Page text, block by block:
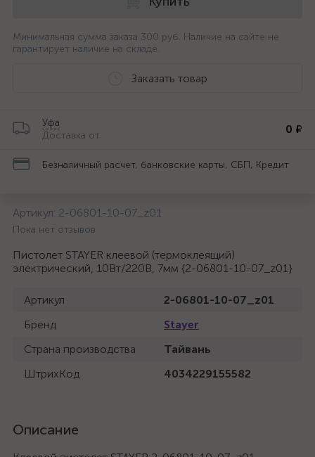
Минимальная сумма заказа 300 руб. Наличие на сайте не
гарантирует наличие на складе.
Заказать товар
Уфа
Доставка от
0 ₽
Безналичный расчет, банковские карты, СБП, Кредит
Артикул: 2-06801-10-07_z01
Пока нет отзывов
Пистолет STAYER клеевой (термоклеящий)
электрический, 10Вт/220В, 7мм {2-06801-10-07_z01}
Артикул
2-06801-10-07_z01
Бренд
Stayer
Страна производства
Тайвань
ШтрихКод
4034229155582
Описание